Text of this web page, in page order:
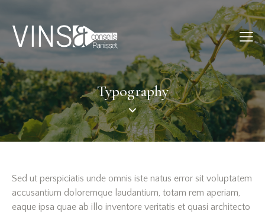
Typography
Sed ut perspiciatis unde omnis iste natus error sit voluptatem
accusantium doloremque laudantium, totam rem aperiam,
eaque ipsa quae ab illo inventore veritatis et quasi architecto